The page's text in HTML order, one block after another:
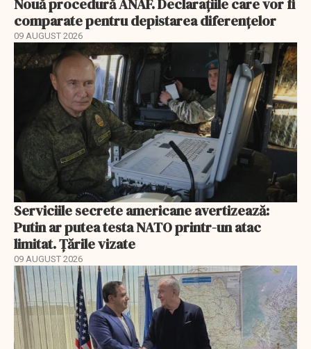
Nouă procedură ANAF. Declarațiile care vor fi
comparate pentru depistarea diferențelor
09 AUGUST 2026
Serviciile secrete americane avertizează:
Putin ar putea testa NATO printr-un atac
limitat. Țările vizate
09 AUGUST 2026